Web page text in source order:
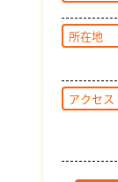
所在地
アクセス